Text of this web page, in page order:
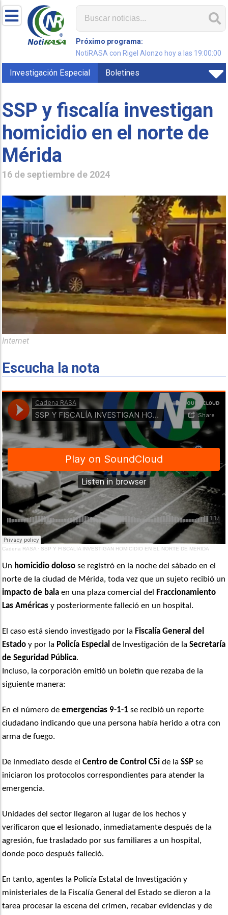
Próximo programa:
NotiRASA con Rigel Alonzo hoy a las 19:00:00
Investigación Especial Boletines
SSP y fiscalía investigan
homicidio en el norte de
Mérida
16 de septiembre de 2024
Internet
Escucha la nota
Cadena RASA · SSP Y FISCALÍA INVESTIGAN HOMICIDIO EN EL NORTE DE MÉRIDA
Un homicidio doloso se registró en la noche del sábado en el
norte de la ciudad de Mérida, toda vez que un sujeto recibió un
impacto de bala en una plaza comercial del
Fraccionamiento
Las Américas y posteriormente falleció en un hospital.
El caso está siendo investigado por la Fiscalía General del
Estado y por la Policía Especial de Investigación de laSecretaría
de Seguridad Pública.
Incluso, la corporación emitió un boletín que rezaba de la
siguiente manera:
En el número deemergencias 9-1-1 se recibió un reporte
ciudadano indicando que una persona había herido a otra con
arma de fuego.
De inmediato desde elCentro de Control C5i de laSSP se
iniciaron los protocolos correspondientes para atender la
emergencia.
Unidades del sector llegaron al lugar de los hechos y
verificaron que el lesionado, inmediatamente después de la
agresión, fue trasladado por sus familiares a un hospital,
donde poco después falleció.
En tanto, agentes la Policía Estatal de Investigación y
ministeriales de la Fiscalía General del Estado se dieron a la
tarea procesar la escena del crimen, recabar evidencias y de